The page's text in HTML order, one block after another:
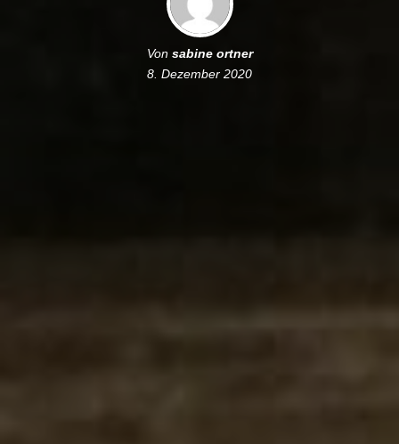
Von sabine ortner
8. Dezember 2020